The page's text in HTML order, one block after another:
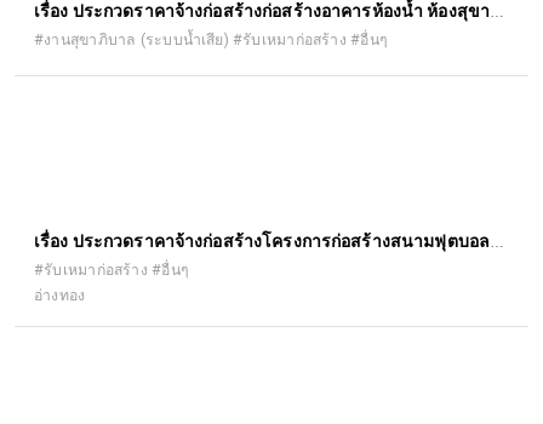
เรื่อง ประกวดราคาจ้างก่อสร้างก่อสร้างอาคารห้องน้ำ ห้องสุขา
เพื่อรองรับนักท่องเที่ยว Sky Walk ภูแอ่น ตำบลบ้านค้อ อำเภอ
#งานสุขาภิบาล (ระบบน้ำเสีย) #รับเหมาก่อสร้าง #อื่นๆ
เรื่อง ประกวดราคาจ้างก่อสร้างโครงการก่อสร้างสนามฟุตบอล
บ้านปากน้ำ หมู่ที่ ๖ องค์การบริหารส่วน ตำบลเอกราช อำเภอ
ป่าโมก จังหวัดอ่างทอง
#รับเหมาก่อสร้าง #อื่นๆ
อ่างทอง